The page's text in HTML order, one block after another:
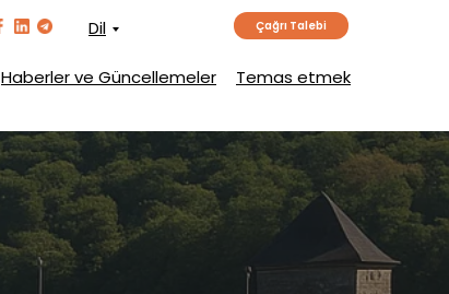
Haberler ve Güncellemeler Temas etmek
Dil Çağrı Talebi